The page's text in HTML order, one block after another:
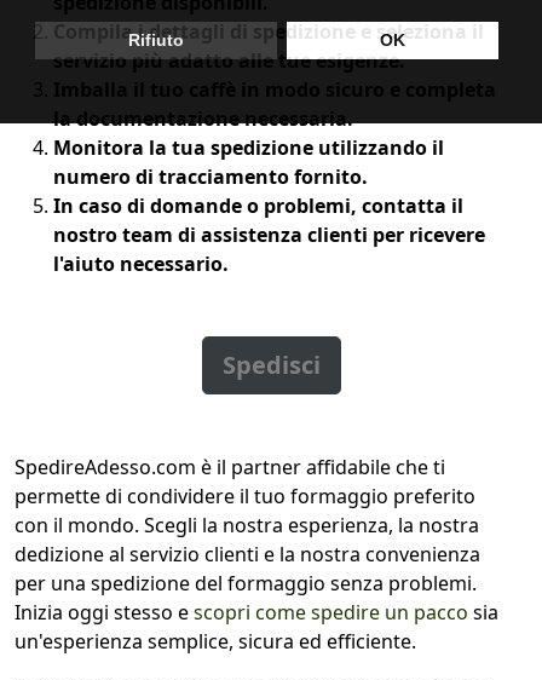
Compila i dettagli di spedizione e seleziona il
servizio più adatto alle tue esigenze.
Imballa il tuo caffè in modo sicuro e completa
la documentazione necessaria.
Monitora la tua spedizione utilizzando il
numero di tracciamento fornito.
In caso di domande o problemi, contatta il
nostro team di assistenza clienti per ricevere
l'aiuto necessario.
Spedisci
SpedireAdesso.com è il partner affidabile che ti
permette di condividere il tuo formaggio preferito
con il mondo. Scegli la nostra esperienza, la nostra
dedizione al servizio clienti e la nostra convenienza
per una spedizione del formaggio senza problemi.
Inizia oggi stesso escopri come spedire un pacco sia
un'esperienza semplice, sicura ed efficiente.